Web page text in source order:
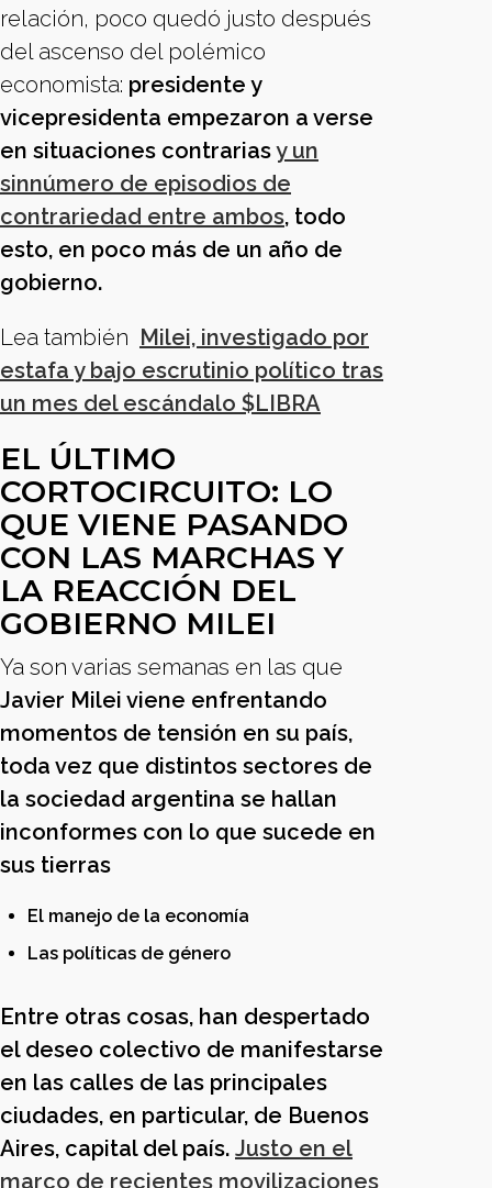
relación, poco quedó justo después
del ascenso del polémico
economista: presidente y
vicepresidenta empezaron a verse
en situaciones contrariasy un
sinnúmero de episodios de
contrariedad entre ambos, todo
esto, en poco más de un año de
gobierno.
Lea también Milei, investigado por
estafa y bajo escrutinio político tras
un mes del escándalo $LIBRA
EL ÚLTIMO
CORTOCIRCUITO: LO
QUE VIENE PASANDO
CON LAS MARCHAS Y
LA REACCIÓN DEL
GOBIERNO MILEI
Ya son varias semanas en las que
Javier Milei viene enfrentando
momentos de tensión en su país,
toda vez que distintos sectores de
la sociedad argentina se hallan
inconformes con lo que sucede en
sus tierras
El manejo de la economía
Las políticas de género
Entre otras cosas, han despertado
el deseo colectivo de manifestarse
en las calles de las principales
ciudades, en particular, de Buenos
Aires, capital del país. Justo en el
marco de recientes movilizaciones